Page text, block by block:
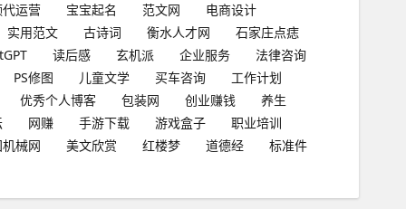
运营 宝宝起名 范文网
电商设计
实用范文 古诗词 衡水人才网
石家庄点痣
读后感 玄机派 企业服务
法律咨询
PS修图 儿童文学 买车咨询
工作计划
优秀个人博客 包装网 创业赚钱
养生
网赚 手游下载 游戏盒子
职业培训
械网 美文欣赏 红楼梦 道德经
标准件